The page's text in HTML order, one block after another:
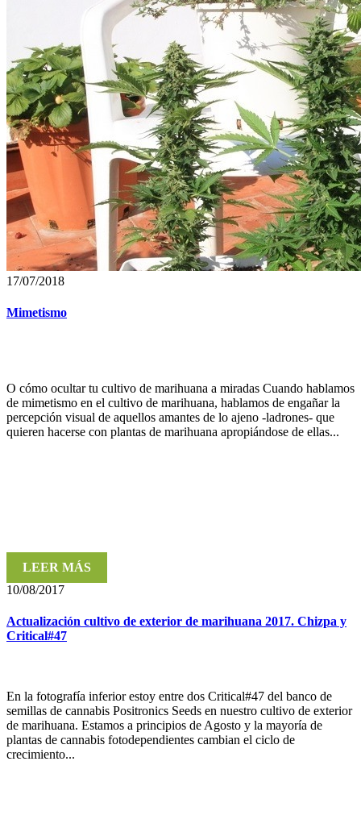
17/07/2018
Mimetismo
O cómo ocultar tu cultivo de marihuana a miradas Cuando hablamos
de mimetismo en el cultivo de marihuana, hablamos de engañar la
percepción visual de aquellos amantes de lo ajeno -ladrones- que
quieren hacerse con plantas de marihuana apropiándose de ellas...
LEER MÁS
10/08/2017
Actualización cultivo de exterior de marihuana 2017. Chizpa y
Critical#47
En la fotografía inferior estoy entre dos Critical#47 del banco de
semillas de cannabis Positronics Seeds en nuestro cultivo de exterior
de marihuana. Estamos a principios de Agosto y la mayoría de
plantas de cannabis fotodependientes cambian el ciclo de
crecimiento...